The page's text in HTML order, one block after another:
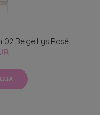
02 Beige Lys Rosé